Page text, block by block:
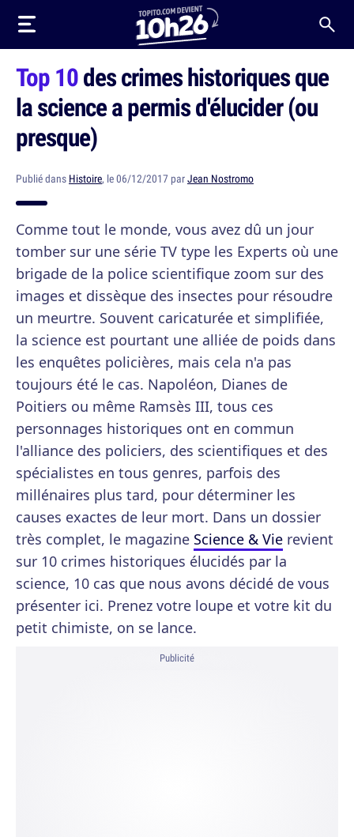
Top 10des crimes historiques que
la science a permis d'élucider (ou
presque)
Publié dans Histoire, le 06/12/2017 parJean Nostromo
Comme tout le monde, vous avez dû un jour
tomber sur une série TV type les Experts où une
brigade de la police scientifique zoom sur des
images et dissèque des insectes pour résoudre
un meurtre. Souvent caricaturée et simplifiée,
la science est pourtant une alliée de poids dans
les enquêtes policières, mais cela n'a pas
toujours été le cas. Napoléon, Dianes de
Poitiers ou même Ramsès III, tous ces
personnages historiques ont en commun
l'alliance des policiers, des scientifiques et des
spécialistes en tous genres, parfois des
millénaires plus tard, pour déterminer les
causes exactes de leur mort. Dans un dossier
très complet, le magazine Science & Vie revient
sur 10 crimes historiques élucidés par la
science, 10 cas que nous avons décidé de vous
présenter ici. Prenez votre loupe et votre kit du
petit chimiste, on se lance.
Publicité